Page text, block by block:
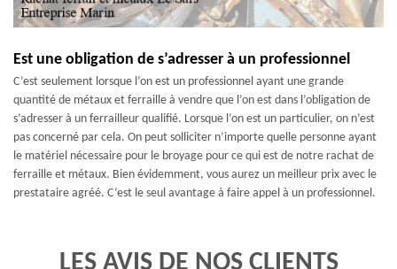
Est une obligation de s’adresser à un professionnel
C’est seulement lorsque l’on est un professionnel ayant une grande
quantité de métaux et ferraille à vendre que l’on est dans l’obligation de
s’adresser à un ferrailleur qualifié. Lorsque l’on est un particulier, on n’est
pas concerné par cela. On peut solliciter n’importe quelle personne ayant
le matériel nécessaire pour le broyage pour ce qui est de notre rachat de
ferraille et métaux. Bien évidemment, vous aurez un meilleur prix avec le
prestataire agréé. C’est le seul avantage à faire appel à un professionnel.
LES AVIS DE NOS CLIENTS